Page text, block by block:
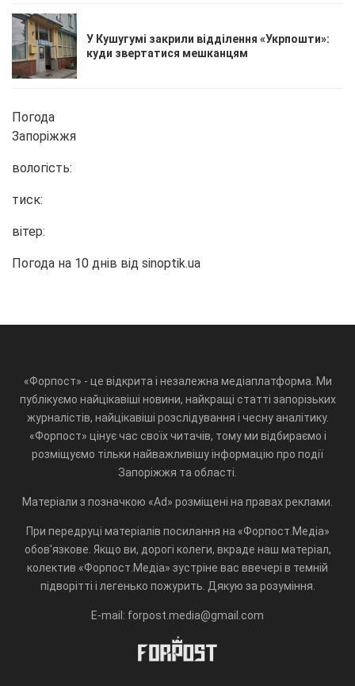
У Кушугумі закрили відділення «Укрпошти»:
куди звертатися мешканцям
Погода
Запоріжжя
вологість:
тиск:
вітер:
Погода на 10 днів від sinoptik.ua
«Форпост» - це відкрита і незалежна медіаплатформа. Ми
публікуємо найцікавіші новини, найкращі статті запорізьких
журналістів, найцікавіші розслідування і чесну аналітику.
«Форпост» цінує час своїх читачів, тому ми відбираємо і
розміщуємо тільки найважливішу інформацію про події
Запоріжжя та області.
Матеріали з позначкою «Ad» розміщені на правах реклами.
При передруці матеріалів посилання на «Форпост.Медіа»
обов'язкове. Якщо ви, дорогі колеги, вкраде наш матеріал,
колектив «Форпост.Медіа» зустріне вас ввечері в темній
підворітті і легенько пожурить. Дякую за розуміння.
E-mail: forpost.media@gmail.com